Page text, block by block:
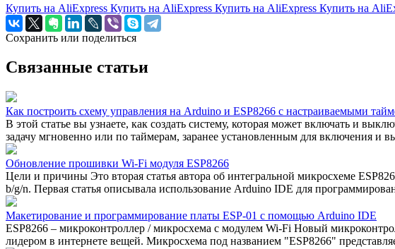
Купить на AliExpress Купить на AliExpress Купить на AliExpress Купить на
Сохранить или поделиться
Связанные статьи
Как построить схему управления на Arduino и ESP8266 с настраиваемыми
В этой статье вы узнаете, как создать систему, которая может включать и
задачу мгновенно или по таймерам, заранее установленным для включения и
Обновление прошивки Wi-Fi модуля ESP8266
Цели и причины Это вторая статья автора об интегральной микросхеме
b/g/n. Первая статья описывала использование Arduino IDE для
Макетирование и программирование платы ESP-01 с помощью Arduino IDE
ESP8266 – микроконтроллер / микросхема с модулем Wi-Fi Новый
лидером в интернете вещей. Микросхема под названием "ESP8266"